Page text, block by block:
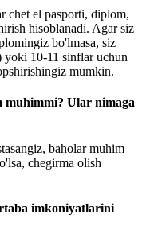
chet el pasporti, diplom,
hisoblanadi. Agar siz
bo'lmasa, siz
yoki 10-11 sinflar uchun
mumkin.
Ular nimaga
baholar muhim
chegirma olish
imkoniyatlarini